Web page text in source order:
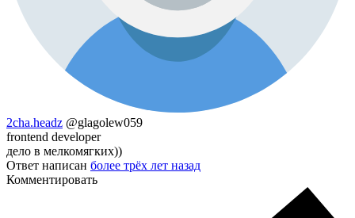
2cha.headz @glagolew059
frontend developer
дело в мелкомягких))
Ответ написан более трёх лет назад
Комментировать